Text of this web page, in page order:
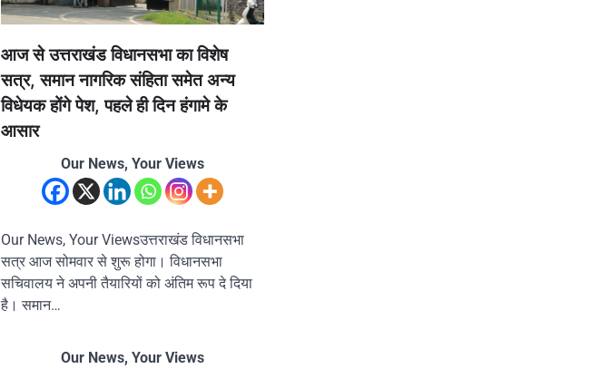
आज से उत्तराखंड विधानसभा का विशेष
सत्र, समान नागरिक संहिता समेत अन्य
विधेयक होंगे पेश, पहले ही दिन हंगामे के
आसार
Our News, Your Views
Our News, Your Viewsउत्तराखंड विधानसभा
सत्र आज सोमवार से शुरू होगा। विधानसभा
सचिवालय ने अपनी तैयारियों को अंतिम रूप दे दिया
है। समान…
Our News, Your Views